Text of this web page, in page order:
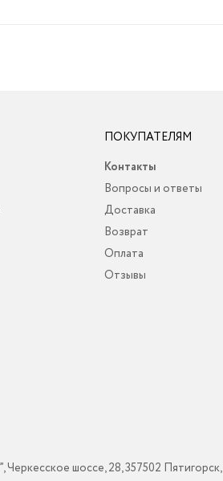
ПОКУПАТЕЛЯМ
Контакты
Вопросы и ответы
Доставка
Возврат
Оплата
Отзывы
шоссе, 28, 357502